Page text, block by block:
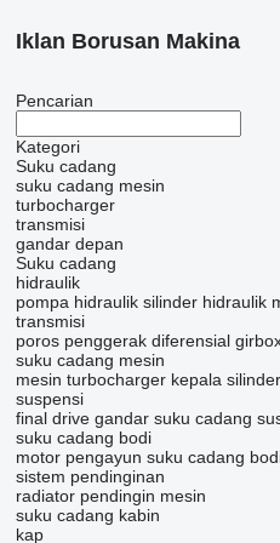
Iklan Borusan Makina
Pencarian
Kategori
Suku cadang
suku cadang mesin
turbocharger
transmisi
gandar depan
Suku cadang
hidraulik
pompa hidraulik silinder hidraulik
transmisi
poros penggerak diferensial
suku cadang mesin
mesin turbocharger kepala silinder
suspensi
final drive gandar suku cadang
suku cadang bodi
motor pengayun suku cadang
sistem pendinginan
radiator pendingin mesin
suku cadang kabin
kap